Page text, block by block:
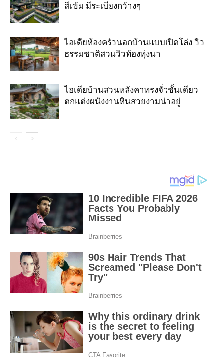
สีเข้ม มีระเบียงกว้างๆ
ไอเดียห้องครัวนอกบ้านแบบเปิดโล่ง วิว
ธรรมชาติสวนวิวท้องทุ่งนา
ไอเดียบ้านสวนหลังคาทรงจั่วชั้นเดียว
ตกแต่งผนังงานหินสวยงามน่าอยู่